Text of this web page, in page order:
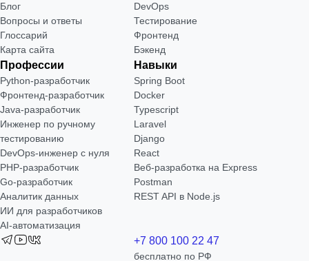
Блог
Вопросы и ответы
Глоссарий
Карта сайта
DevOps
Тестирование
Фронтенд
Бэкенд
Профессии
Python-разработчик
Фронтенд-разработчик
Java-разработчик
Инженер по ручному
тестированию
DevOps-инженер с нуля
РНР-разработчик
Go-разработчик
Аналитик данных
ИИ для разработчиков
AI-автоматизация
Навыки
Spring Boot
Docker
Typescript
Laravel
Django
React
Веб-разработка на Express
Postman
REST API в Node.js
+7 800 100 22 47
бесплатно по РФ